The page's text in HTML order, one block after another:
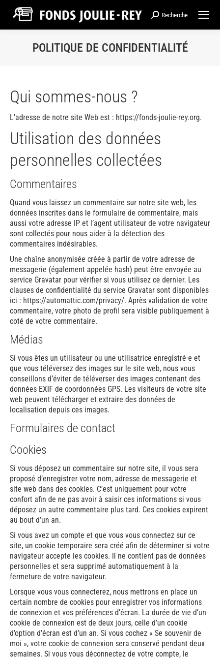
Recherche
Recherche
POLITIQUE DE CONFIDENTIALITÉ
Qui sommes-nous ?
L’adresse de notre site Web est : https://fonds-joulie-rey.org.
Utilisation des données
personnelles collectées
Commentaires
Quand vous laissez un commentaire sur notre site web, les
données inscrites dans le formulaire de commentaire, mais
aussi votre adresse IP et l’agent utilisateur de votre navigateur
sont collectés pour nous aider à la détection des
commentaires indésirables.
Une chaîne anonymisée créée à partir de votre adresse de
messagerie (également appelée hash) peut être envoyée au
service Gravatar pour vérifier si vous utilisez ce dernier. Les
clauses de confidentialité du service Gravatar sont disponibles
ici : https://automattic.com/privacy/. Après validation de votre
commentaire, votre photo de profil sera visible publiquement à
coté de votre commentaire.
Médias
Si vous êtes un utilisateur ou une utilisatrice enregistré·e et
que vous téléversez des images sur le site web, nous vous
conseillons d’éviter de téléverser des images contenant des
données EXIF de coordonnées GPS. Les visiteurs de votre site
web peuvent télécharger et extraire des données de
localisation depuis ces images.
Formulaires de contact
Cookies
Si vous déposez un commentaire sur notre site, il vous sera
proposé d’enregistrer votre nom, adresse de messagerie et
site web dans des cookies. C’est uniquement pour votre
confort afin de ne pas avoir à saisir ces informations si vous
déposez un autre commentaire plus tard. Ces cookies expirent
au bout d’un an.
Si vous avez un compte et que vous vous connectez sur ce
site, un cookie temporaire sera créé afin de déterminer si votre
navigateur accepte les cookies. Il ne contient pas de données
personnelles et sera supprimé automatiquement à la
fermeture de votre navigateur.
Lorsque vous vous connecterez, nous mettrons en place un
certain nombre de cookies pour enregistrer vos informations
de connexion et vos préférences d’écran. La durée de vie d’un
cookie de connexion est de deux jours, celle d’un cookie
d’option d’écran est d’un an. Si vous cochez « Se souvenir de
moi », votre cookie de connexion sera conservé pendant deux
semaines. Si vous vous déconnectez de votre compte, le